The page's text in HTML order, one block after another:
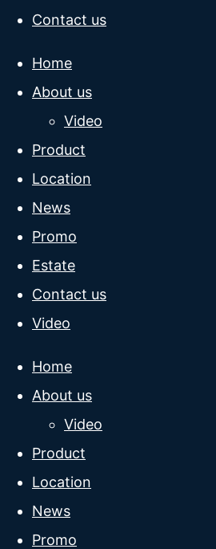
Contact us
Home
About us
Video
Product
Location
News
Promo
Estate
Contact us
Video
Home
About us
Video
Product
Location
News
Promo